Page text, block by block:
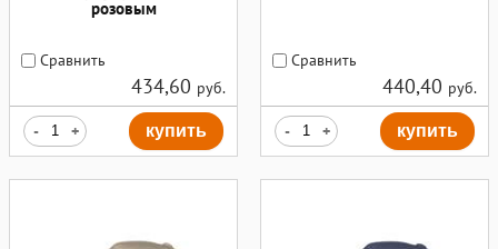
розовым
Сравнить
434,60 руб.
- + купить
Сравнить
440,40 руб.
- + купить